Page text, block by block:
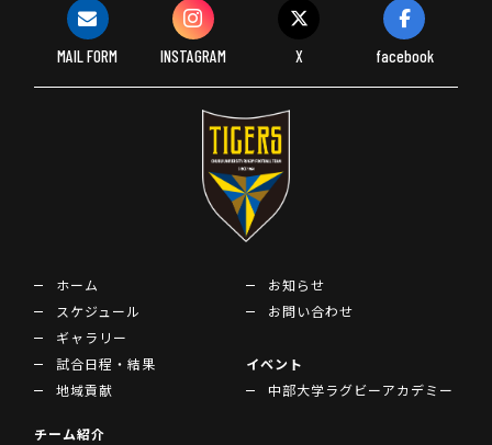
MAIL FORM INSTAGRAM X facebook
ホーム
スケジュール
ギャラリー
試合日程・結果
地域貢献
お知らせ
お問い合わせ
イベント
中部大学ラグビーアカデミー
チーム紹介